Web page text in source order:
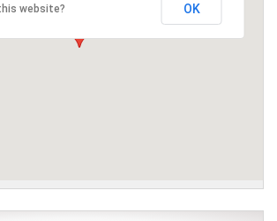
website? OK